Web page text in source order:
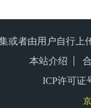
或者由用户自行
本站介绍
ICP许可证